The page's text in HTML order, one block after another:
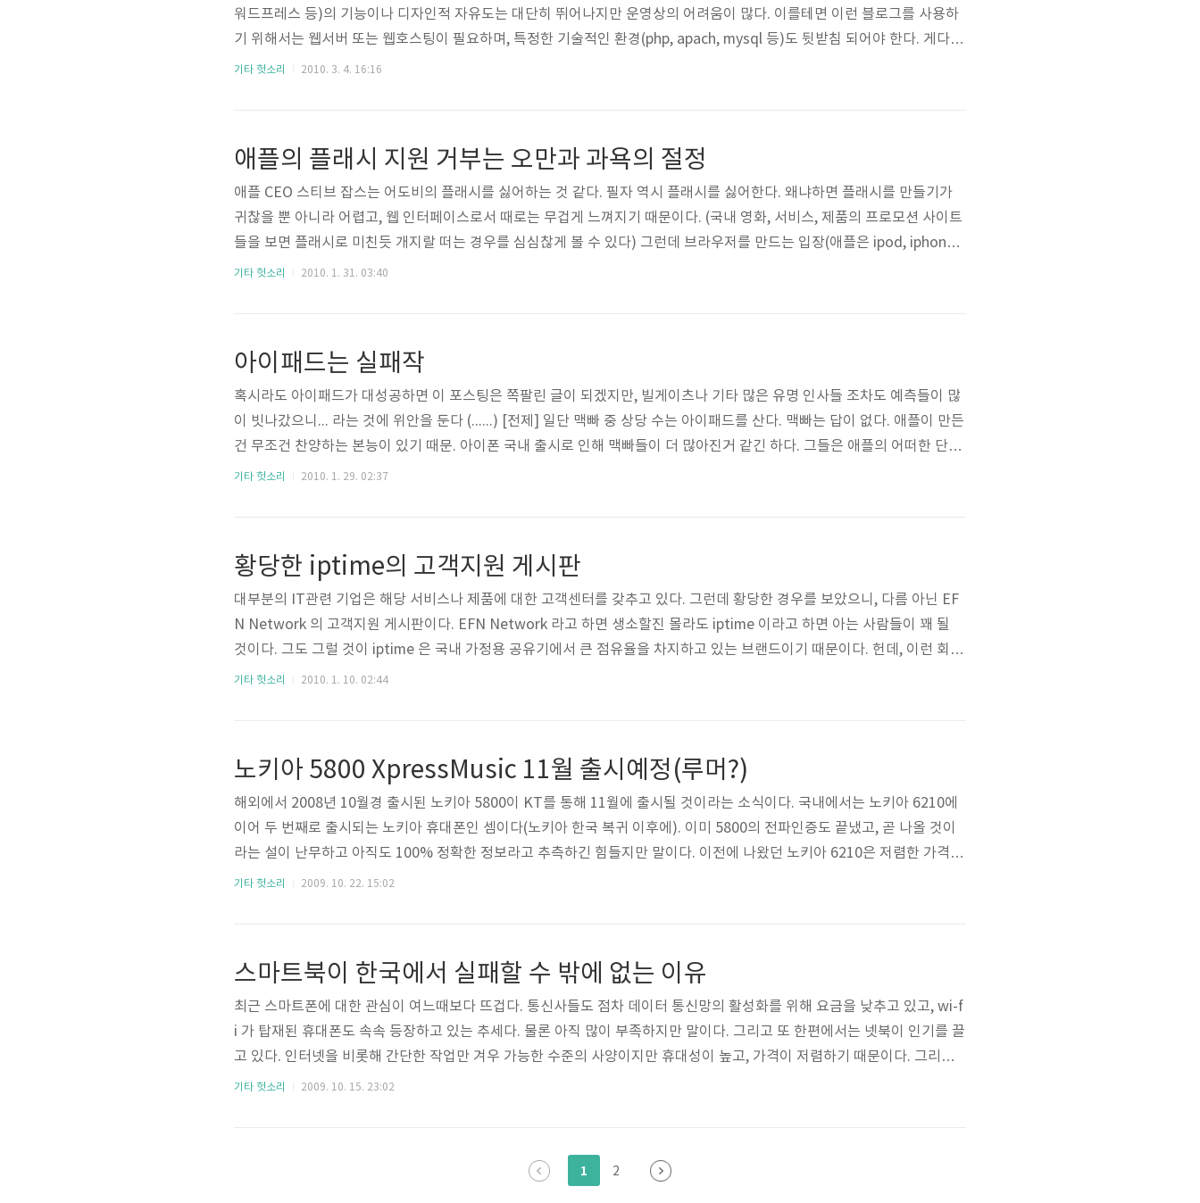
워드프레스 등)의 기능이나 디자인적 자유도는 대단히 뛰어나지만 운영상의 어려움이 많다. 이를테면 이런 블로그를 사용하
기 위해서는 웹서버 또는 웹호스팅이 필요하며, 특정한 기술적인 환경(php, apach, mysql 등)도 뒷받침 되어야 한다. 게다가
트래픽이나 계정 용량 등 하드웨어적 제약도 있다. 이러한 것들을 극복하려면 기술과 돈이 필요하다. 따라서 대부분의 개인
기타 헛소리 2010. 3. 4. 16:16
애플의 플래시 지원 거부는 오만과 과욕의 절정
애플 CEO 스티브 잡스는 어도비의 플래시를 싫어하는 것 같다. 필자 역시 플래시를 싫어한다. 왜냐하면 플래시를 만들기가
귀찮을 뿐 아니라 어렵고, 웹 인터페이스로서 때로는 무겁게 느껴지기 때문이다. (국내 영화, 서비스, 제품의 프로모션 사이트
들을 보면 플래시로 미친듯 개지랄 떠는 경우를 심심찮게 볼 수 있다) 그런데 브라우저를 만드는 입장(애플은 ipod, iphone
에 웹브라우저 사파리를 제공)에서 지원을 안 하는 것은 도전인가 아니면 오만함인가. 플래시가 웹표준이 아닌 것은 맞지만,
기타 헛소리 2010. 1. 31. 03:40
아이패드는 실패작
혹시라도 아이패드가 대성공하면 이 포스팅은 쪽팔린 글이 되겠지만, 빌게이츠나 기타 많은 유명 인사들 조차도 예측들이 많
이 빗나갔으니... 라는 것에 위안을 둔다 (......) [전제] 일단 맥빠 중 상당 수는 아이패드를 산다. 맥빠는 답이 없다. 애플이 만든
건 무조건 찬양하는 본능이 있기 때문. 아이폰 국내 출시로 인해 맥빠들이 더 많아진거 같긴 하다. 그들은 애플의 어떠한 단점
이든 장점으로 승화시키는 능력이 있다. 그런 의미에서 국내외적으로 맥빠가 일정 부분은 구매할 것으로 본다.(사실 애플이
기타 헛소리 2010. 1. 29. 02:37
황당한 iptime의 고객지원 게시판
대부분의 IT관련 기업은 해당 서비스나 제품에 대한 고객센터를 갖추고 있다. 그런데 황당한 경우를 보았으니, 다름 아닌 EF
N Network 의 고객지원 게시판이다. EFN Network 라고 하면 생소할진 몰라도 iptime 이라고 하면 아는 사람들이 꽤 될
것이다. 그도 그럴 것이 iptime 은 국내 가정용 공유기에서 큰 점유율을 차지하고 있는 브랜드이기 때문이다. 헌데, 이런 회사
의 고객지원 게시판이 24시간 운영되지 않는다는 것을 안 것은 며칠 전의 일이다. 몇주전에 구입한 iptime의 공유기 N104M
기타 헛소리 2010. 1. 10. 02:44
노키아 5800 XpressMusic 11월 출시예정(루머?)
해외에서 2008년 10월경 출시된 노키아 5800이 KT를 통해 11월에 출시될 것이라는 소식이다. 국내에서는 노키아 6210에
이어 두 번째로 출시되는 노키아 휴대폰인 셈이다(노키아 한국 복귀 이후에). 이미 5800의 전파인증도 끝냈고, 곧 나올 것이
라는 설이 난무하고 아직도 100% 정확한 정보라고 추측하긴 힘들지만 말이다. 이전에 나왔던 노키아 6210은 저렴한 가격에
쓸 수 있는 스마트폰이라는 점에서 롱런(최근에들어 꽤 팔린다고 함)하고 있다. 하지만 5800은 6210이 가지고 있던 강점을
기타 헛소리 2009. 10. 22. 15:02
스마트북이 한국에서 실패할 수 밖에 없는 이유
최근 스마트폰에 대한 관심이 여느때보다 뜨겁다. 통신사들도 점차 데이터 통신망의 활성화를 위해 요금을 낮추고 있고, wi-f
i 가 탑재된 휴대폰도 속속 등장하고 있는 추세다. 물론 아직 많이 부족하지만 말이다. 그리고 또 한편에서는 넷북이 인기를 끌
고 있다. 인터넷을 비롯해 간단한 작업만 겨우 가능한 수준의 사양이지만 휴대성이 높고, 가격이 저렴하기 때문이다. 그리고
스마트북이란 스마트폰과 넷북의 중간쯤 되는 것으로, 스마트폰보단 휴대성이 떨어지지만 넷북보다는 휴대성이 높고, 사양
기타 헛소리 2009. 10. 15. 23:02
1 2